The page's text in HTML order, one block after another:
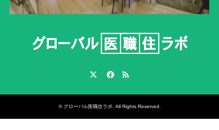
© グローバル医職住ラボ. All Rights Reserved.